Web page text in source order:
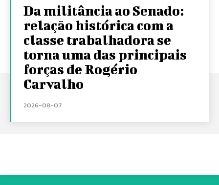
Da militância ao Senado:
relação histórica com a
classe trabalhadora se
torna uma das principais
forças de Rogério
Carvalho
2026-08-07